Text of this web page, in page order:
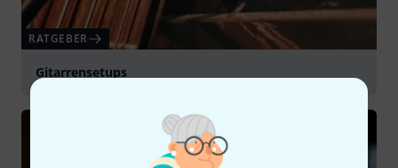
RATGEBER
Gitarrensetups